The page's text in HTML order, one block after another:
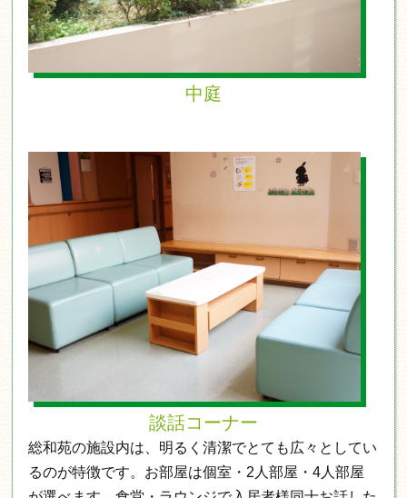
中庭
談話コーナー
総和苑の施設内は、明るく清潔でとても広々としてい
るのが特徴です。お部屋は個室・2人部屋・4人部屋